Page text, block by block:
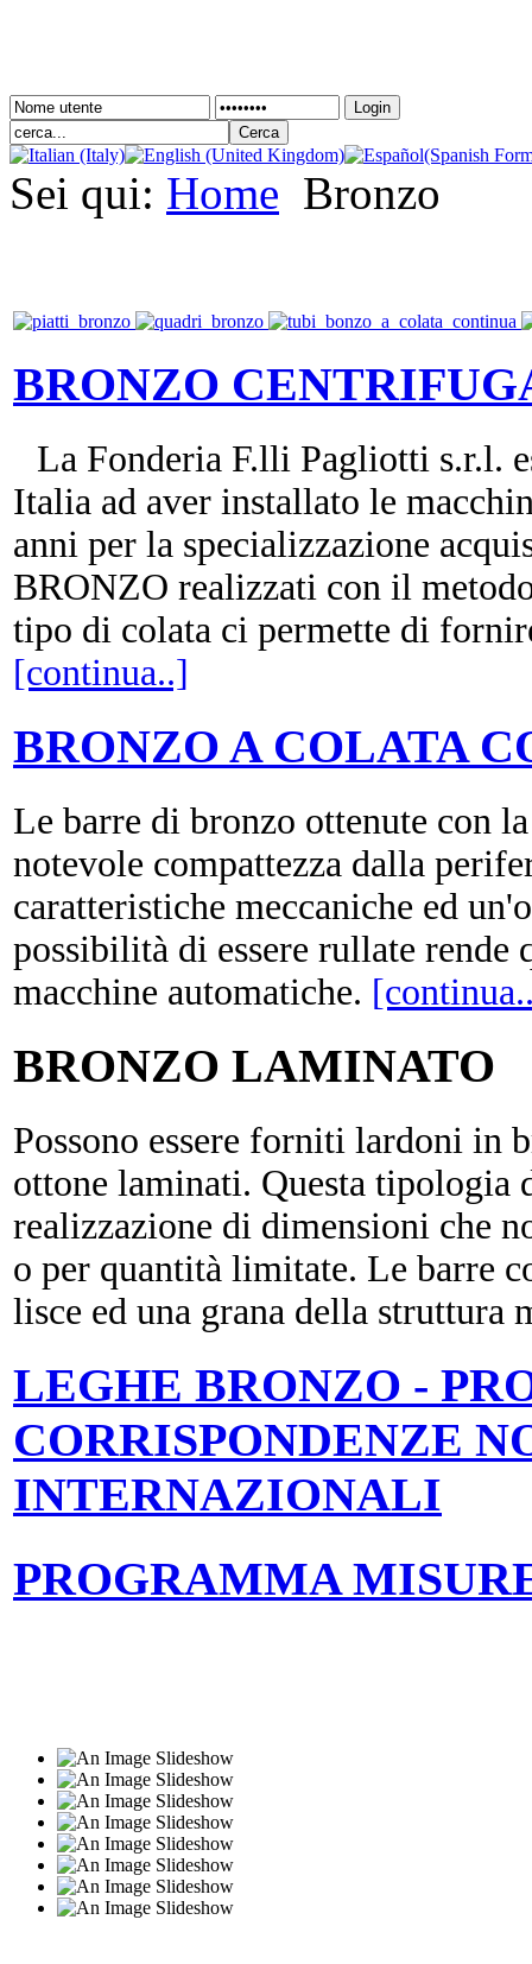
Login
Sei qui: Home Bronzo
BRONZO
La Fonderia F.lli Pagliotti s.r.l.
Italia ad aver installato le
anni per la specializzazione
BRONZO realizzati con il
tipo di colata ci permette di
[continua..]
BRONZO A COLATA
Le barre di bronzo ottenute con
notevole compattezza dalla
caratteristiche meccaniche ed
possibilità di essere rullate
macchine automatiche.
BRONZO LAMINATO
Possono essere forniti lardoni in
ottone laminati. Questa tipologia
realizzazione di dimensioni che
o per quantità limitate. Le barre
lisce ed una grana della struttura
LEGHE BRONZO -
CORRISPONDENZE
INTERNAZIONALI
PROGRAMMA